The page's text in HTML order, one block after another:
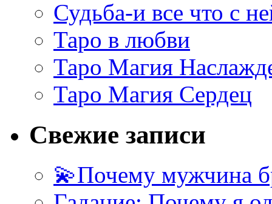
Судьба-и все что с
Таро в любви
Таро Магия
Таро Магия Сердец
Свежие записи
💫Почему мужчина